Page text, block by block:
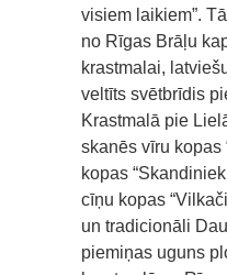
visiem laikiem”.
no Rīgas Brāļu
krastmalai,
veltīts svētbrīdis
Krastmalā pie
skanēs vīru kopas
kopas
cīņu kopas
un tradicionāli
piemiņas uguns